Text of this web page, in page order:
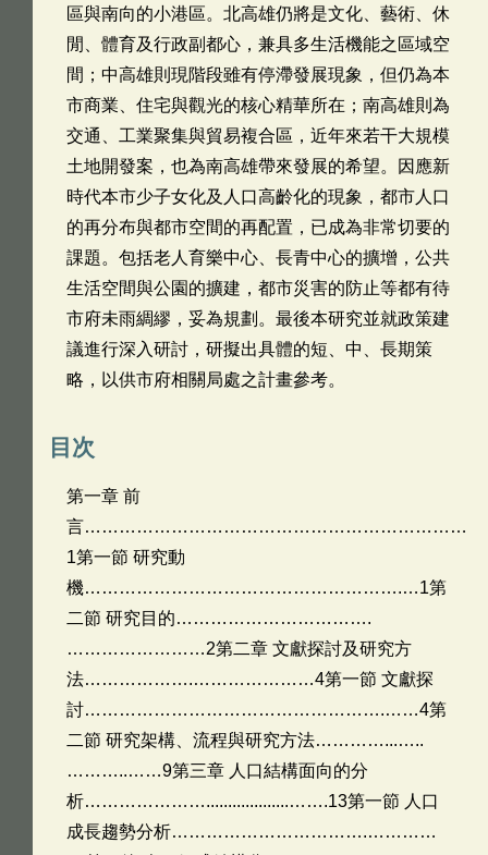
區與南向的小港區。北高雄仍將是文化、藝術、休
閒、體育及行政副都心，兼具多生活機能之區域空
間；中高雄則現階段雖有停滯發展現象，但仍為本
市商業、住宅與觀光的核心精華所在；南高雄則為
交通、工業聚集與貿易複合區，近年來若干大規模
土地開發案，也為南高雄帶來發展的希望。因應新
時代本市少子女化及人口高齡化的現象，都市人口
的再分布與都市空間的再配置，已成為非常切要的
課題。包括老人育樂中心、長青中心的擴增，公共
生活空間與公園的擴建，都市災害的防止等都有待
市府未雨綢繆，妥為規劃。最後本研究並就政策建
議進行深入研討，研擬出具體的短、中、長期策
略，以供市府相關局處之計畫參考。
目次
第一章 前
言…………………………………………………………
1第一節 研究動
機……………………………………………….…1第
二節 研究目的…………………………….
……………………2第二章 文獻探討及研究方
法……………….…………………4第一節 文獻探
討…………………………………………….……4第
二節 研究架構、流程與研究方法…………...…..
………..……9第三章 人口結構面向的分
析…………………...................…….13第一節 人口
成長趨勢分析…………………………….…………